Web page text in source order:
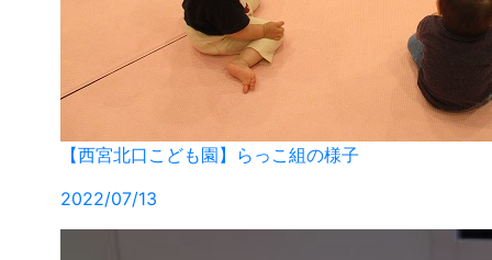
【西宮北口こども園】らっこ組の様子
2022/07/13